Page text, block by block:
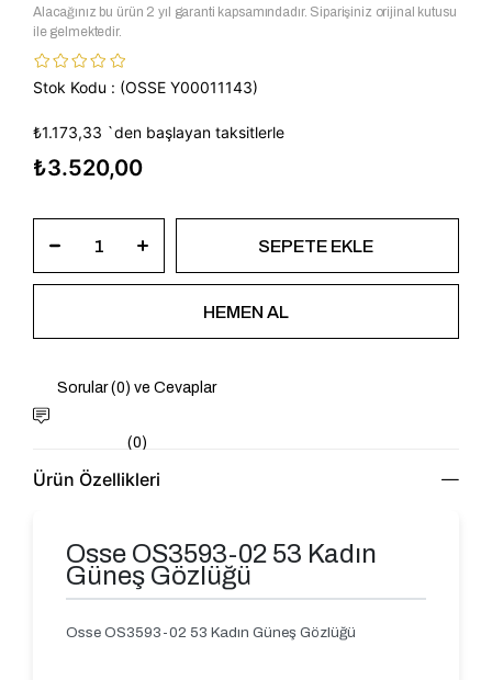
Alacağınız bu ürün 2 yıl garanti kapsamındadır. Siparişiniz orijinal kutusu
ile gelmektedir.
Stok Kodu (OSSE Y00011143)
₺1.173,33 `den başlayan taksitlerle
₺3.520,00
Sorular (0) ve Cevaplar
(0)
Ürün Özellikleri
Osse OS3593-02 53 Kadın
Güneş Gözlüğü
Osse OS3593-02 53 Kadın Güneş Gözlüğü